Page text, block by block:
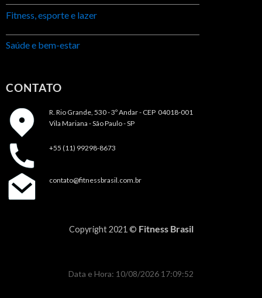
Fitness, esporte e lazer
Saúde e bem-estar
CONTATO
R. Rio Grande, 530 - 3º Andar - CEP 04018-001
Vila Mariana - São Paulo - SP
+55 (11) 99298-8673
contato@fitnessbrasil.com.br
Copyright 2021 © Fitness Brasil
Data e Hora: 10/08/2026 17:09:52